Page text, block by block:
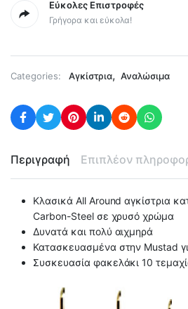
Εύκολες Επιστροφές
Γρήγορα και εύκολα!
Categories: Αγκίστρια, Αναλώσιμα
Περιγραφή Επιπλέον
Κλασικά All Around αγκίστρια
Carbon-Steel σε χρυσό χρώμα
Δυνατά και πολύ αιχμηρά
Κατασκευασμένα στην Mustad
Συσκευασία φακελάκι 10